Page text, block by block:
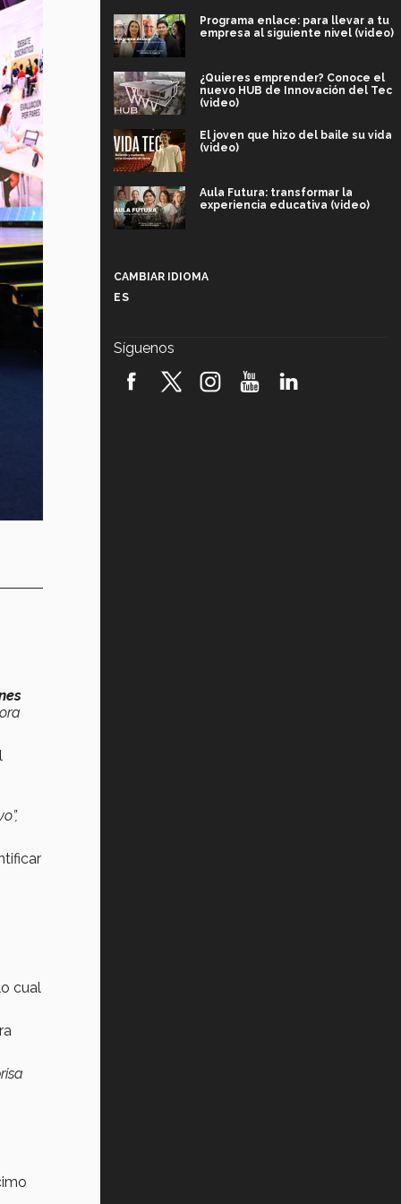
cual
Programa enlace: para llevar a tu
empresa al siguiente nivel (video)
¿Quieres emprender? Conoce el
nuevo HUB de Innovación del Tec
(video)
El joven que hizo del baile su vida
(video)
Aula Futura: transformar la
experiencia educativa (video)
robótica FIRST 2026! (video)
CAMBIAR IDIOMA
ES
Síguenos